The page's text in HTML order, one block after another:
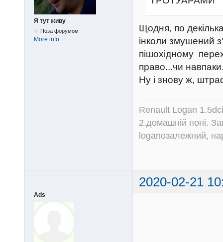
Я тут живу
Поза форумом
More info
Щодня, по
інколи змушений
пішохідному
право...чи
Ну і знову ж,
Renault Logan
2.домашній поні.
loganозалежний,
2020-02-21
Ads